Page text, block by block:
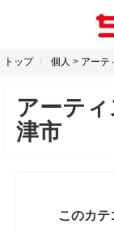
トップ 個人 > アーテ
アーティ
津市
このカテ